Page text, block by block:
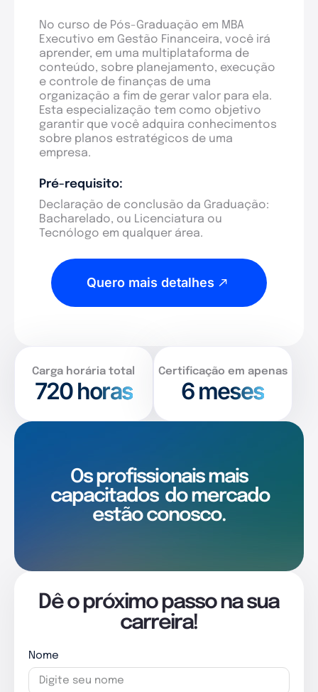
No curso de Pós-Graduação em MBA
Executivo em Gestão Financeira, você irá
aprender, em uma multiplataforma de
conteúdo, sobre planejamento, execução
e controle de finanças de uma
organização a fim de gerar valor para ela.
Esta especialização tem como objetivo
garantir que você adquira conhecimentos
sobre planos estratégicos de uma
empresa.
Pré-requisito:
Declaração de conclusão da Graduação:
Bacharelado, ou Licenciatura ou
Tecnólogo em qualquer área.
Quero mais detalhes
Carga horária total
720horas
Certificação em apenas
6 meses
Os profissionais mais
capacitados do mercado
estão conosco.
Dê o próximo passo na sua
carreira!
Nome